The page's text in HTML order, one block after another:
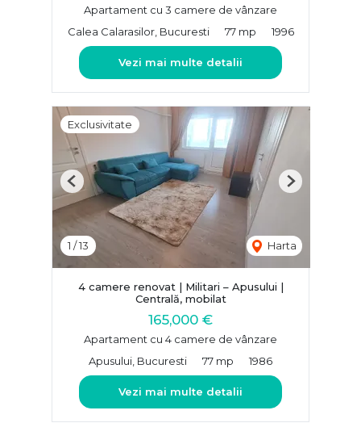
Apartament cu 3 camere de vânzare
Calea Calarasilor, Bucuresti
77 mp 1996
Vezi mai multe detalii
Exclusivitate
1 /13 Harta
Previous Next
4 camere renovat | Militari – Apusului |
Centrală, mobilat
165,000 €
Apartament cu 4 camere de vânzare
Apusului, Bucuresti
77 mp 1986
Vezi mai multe detalii